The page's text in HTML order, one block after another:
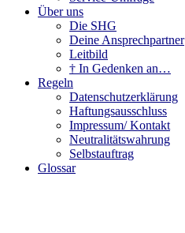
Über uns
Die SHG
Deine Ansprechpartner
Leitbild
† In Gedenken an…
Regeln
Datenschutzerklärung
Haftungsausschluss
Impressum/ Kontakt
Neutralitätswahrung
Selbstauftrag
Glossar